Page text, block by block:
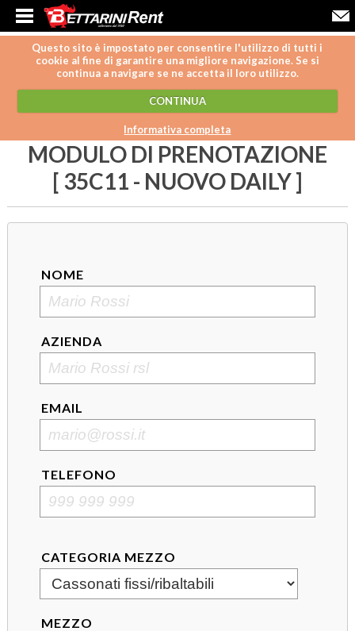
Questo sito è impostato per consentire l'utilizzo di tutti i
cookie al fine di garantire una migliore navigazione. Se si
continua a navigare se ne accetta il loro utilizzo.
CONTINUA
Informativa completa
MODULO DI PRENOTAZIONE
[ 35C11 - NUOVO DAILY ]
NOME
AZIENDA
EMAIL
TELEFONO
CATEGORIA MEZZO
MEZZO